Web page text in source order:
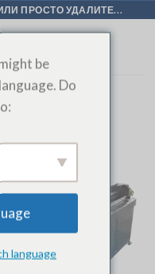
ПРОСТО УДАЛИТЕ...
be
Do
language